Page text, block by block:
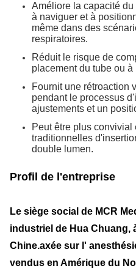
Améliore la capacité
à naviguer et à
même dans des
respiratoires.
Réduit le risque de
placement du tube ou
Fournit une rétroaction
pendant le processus
ajustements et un
Peut être plus
traditionnelles
double lumen.
Profil de l'entreprise
Le siège social de MCR
industriel de Hua Chuang,
Chine.axée sur l'
vendus en Amérique du